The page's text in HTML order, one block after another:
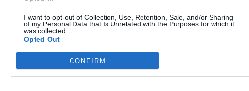
I want to opt-out of Collection, Use, Retention, Sale, and/or Sharing
of my Personal Data that Is Unrelated with the Purposes for which it
was collected.
Opted Out
CONFIRM